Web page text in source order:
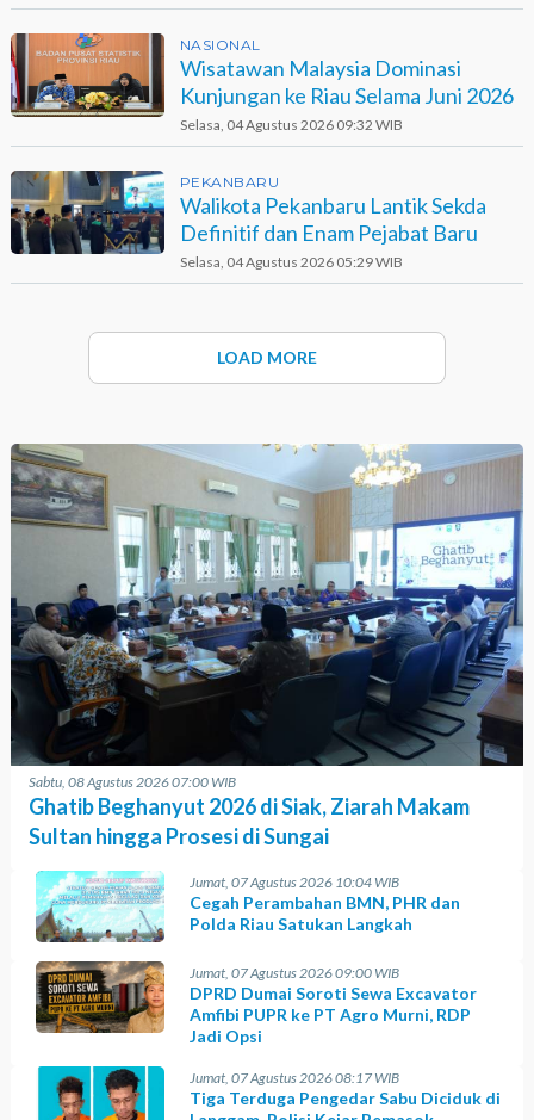
NASIONAL
Wisatawan Malaysia Dominasi
Kunjungan ke Riau Selama Juni 2026
Selasa, 04 Agustus 2026 09:32 WIB
PEKANBARU
Walikota Pekanbaru Lantik Sekda
Definitif dan Enam Pejabat Baru
Selasa, 04 Agustus 2026 05:29 WIB
LOAD MORE
Sabtu, 08 Agustus 2026 07:00 WIB
Ghatib Beghanyut 2026 di Siak, Ziarah Makam
Sultan hingga Prosesi di Sungai
Jumat, 07 Agustus 2026 10:04 WIB
Cegah Perambahan BMN, PHR dan
Polda Riau Satukan Langkah
Jumat, 07 Agustus 2026 09:00 WIB
DPRD Dumai Soroti Sewa Excavator
Amfibi PUPR ke PT Agro Murni, RDP
Jadi Opsi
Jumat, 07 Agustus 2026 08:17 WIB
Tiga Terduga Pengedar Sabu Diciduk di